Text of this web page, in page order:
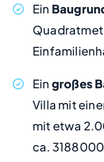
Ein
Ein großes
Villa mit
mit etwa
ca.